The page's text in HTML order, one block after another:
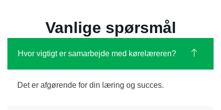
Vanlige spørsmål
Hvor vigtigt er samarbejde med kørelæreren?
Det er afgørende for din læring og succes.